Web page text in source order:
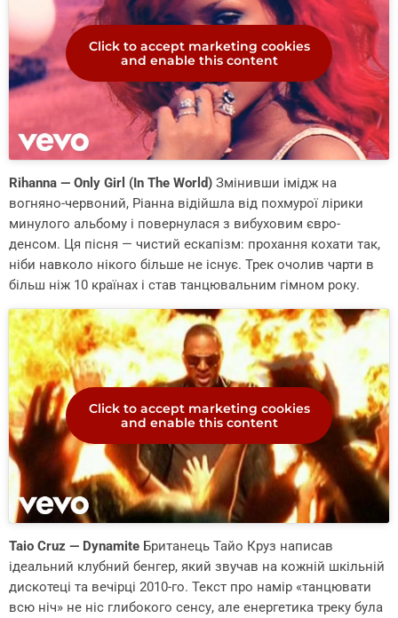
Click to accept marketing cookies
and enable this content
Rihanna — Only Girl (In The World) Змінивши імідж на
вогняно-червоний, Ріанна відійшла від похмурої лірики
минулого альбому і повернулася з вибуховим євро-
денсом. Ця пісня — чистий ескапізм: прохання кохати так,
ніби навколо нікого більше не існує. Трек очолив чарти в
більш ніж 10 країнах і став танцювальним гімном року.
Click to accept marketing cookies
and enable this content
Taio Cruz — Dynamite Британець Тайо Круз написав
ідеальний клубний бенгер, який звучав на кожній шкільній
дискотеці та вечірці 2010-го. Текст про намір «танцювати
всю ніч» не ніс глибокого сенсу, але енергетика треку була